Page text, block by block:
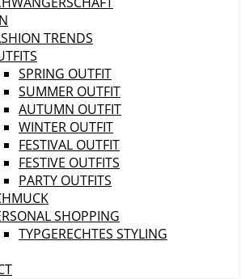
TRENDS
SPRING OUTFIT
SUMMER OUTFIT
AUTUMN OUTFIT
WINTER OUTFIT
FESTIVAL OUTFIT
FESTIVE OUTFITS
PARTY OUTFITS
SHOPPING
TYPGERECHTES STYLING